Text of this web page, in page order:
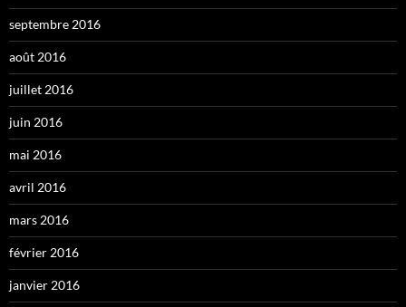
septembre 2016
août 2016
juillet 2016
juin 2016
mai 2016
avril 2016
mars 2016
février 2016
janvier 2016